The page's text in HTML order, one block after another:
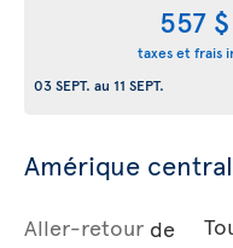
557 $
taxes et frais
03 SEPT. au 11 SEPT.
Amérique
Aller-retour de